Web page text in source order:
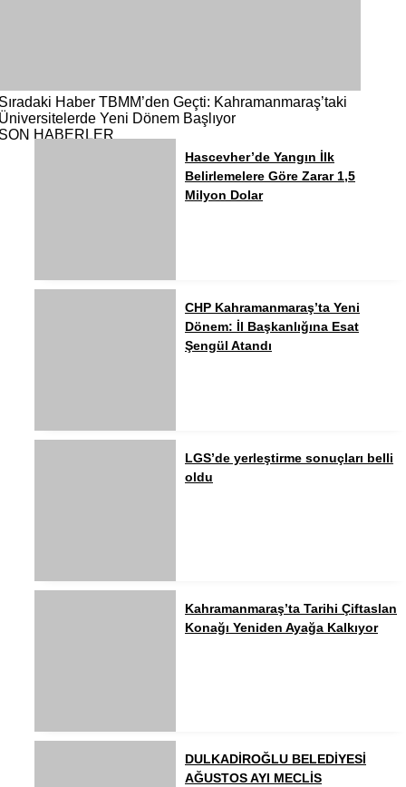
Haber TBMM’den Geçti: Kahramanmaraş’taki
Yeni Dönem Başlıyor
HABERLER
Hascevher’de Yangın İlk
Belirlemelere Göre Zarar 1,5
Milyon Dolar
CHP Kahramanmaraş’ta Yeni
Dönem: İl Başkanlığına Esat
Şengül Atandı
LGS’de yerleştirme sonuçları belli
oldu
Kahramanmaraş’ta Tarihi Çiftaslan
Konağı Yeniden Ayağa Kalkıyor
DULKADİROĞLU BELEDİYESİ
AĞUSTOS AYI MECLİS